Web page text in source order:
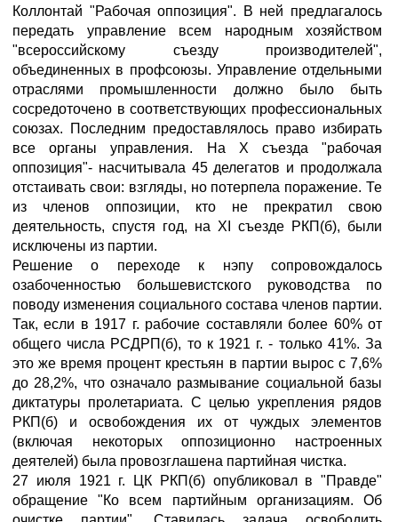
Коллонтай "Рабочая оппозиция". В ней предлагалось
передать управление всем народным хозяйством
"всероссийскому съезду производителей",
объединенных в профсоюзы. Управление отдельными
отраслями промышленности должно было быть
сосредоточено в соответствующих профессиональных
союзах. Последним предоставлялось право избирать
все органы управления. На X съезда "рабочая
оппозиция"- насчитывала 45 делегатов и продолжала
отстаивать свои: взгляды, но потерпела поражение. Те
из членов оппозиции, кто не прекратил свою
деятельность, спустя год, на XI съезде РКП(б), были
исключены из партии.
Решение о переходе к нэпу сопровождалось
озабоченностью большевистского руководства по
поводу изменения социального состава членов партии.
Так, если в 1917 г. рабочие составляли более 60% от
общего числа РСДРП(б), то к 1921 г. - только 41%. За
это же время процент крестьян в партии вырос с 7,6%
до 28,2%, что означало размывание социальной базы
диктатуры пролетариата. С целью укрепления рядов
РКП(б) и освобождения их от чуждых элементов
(включая некоторых оппозиционно настроенных
деятелей) была провозглашена партийная чистка.
27 июля 1921 г. ЦК РКП(б) опубликовал в "Правде"
обращение "Ко всем партийным организациям. Об